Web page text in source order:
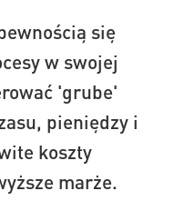
się
w swojej
'grube'
pieniędzy i
koszty
marże.